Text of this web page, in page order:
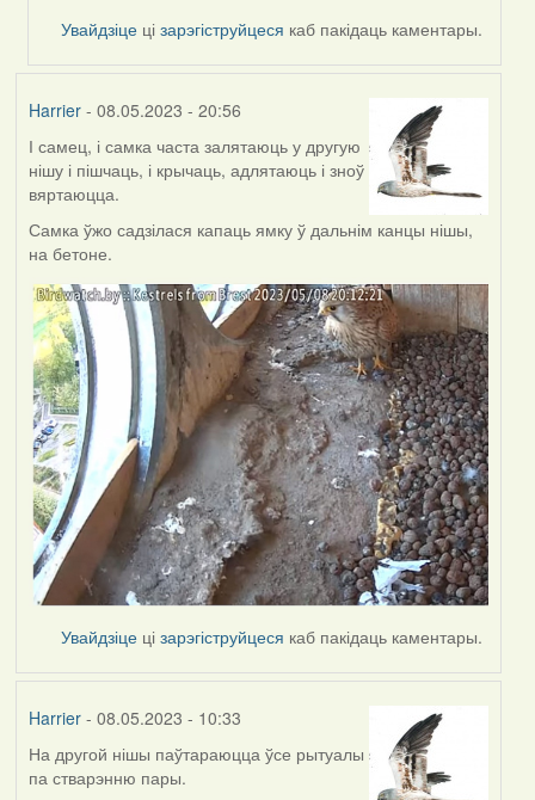
Увайдзіце цізарэгіструйцеся каб пакідаць каментары.
Harrier- 08.05.2023 - 20:56
І самец, і самка часта залятаюць у другую
нішу і пішчаць, і крычаць, адлятаюць і зноў
вяртаюцца.
Самка ўжо садзілася капаць ямку ў дальнім канцы нішы,
на бетоне.
Увайдзіце цізарэгіструйцеся каб пакідаць каментары.
Harrier- 08.05.2023 - 10:33
На другой нішы паўтараюцца ўсе рытуалы
па стварэнню пары.